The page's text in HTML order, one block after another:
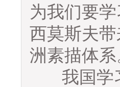
为我们要
西莫斯夫
洲素描体系
我国学习